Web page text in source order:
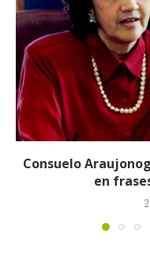
EE. UU. imputa al
por